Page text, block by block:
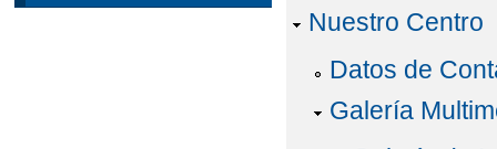
Nuestro Centro
Datos de
Galería